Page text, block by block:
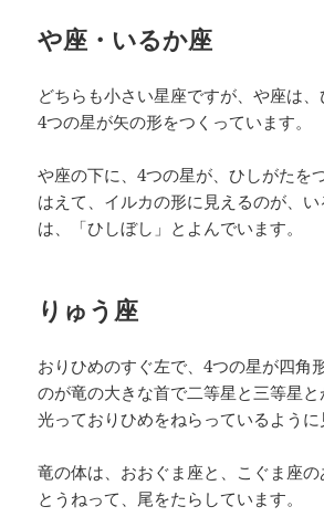
や座・いるか座
どちらも小さい星座ですが、や座は
4つの星が矢の形をつくっています。
や座の下に、4つの星が、ひしがたを
はえて、イルカの形に見えるのが、
は、「ひしぼし」とよんでいます。
りゅう座
おりひめのすぐ左で、4つの星が四角
のが竜の大きな首で二等星と三等星
光っておりひめをねらっているように
竜の体は、おおぐま座と、こぐま座
とうねって、尾をたらしています。